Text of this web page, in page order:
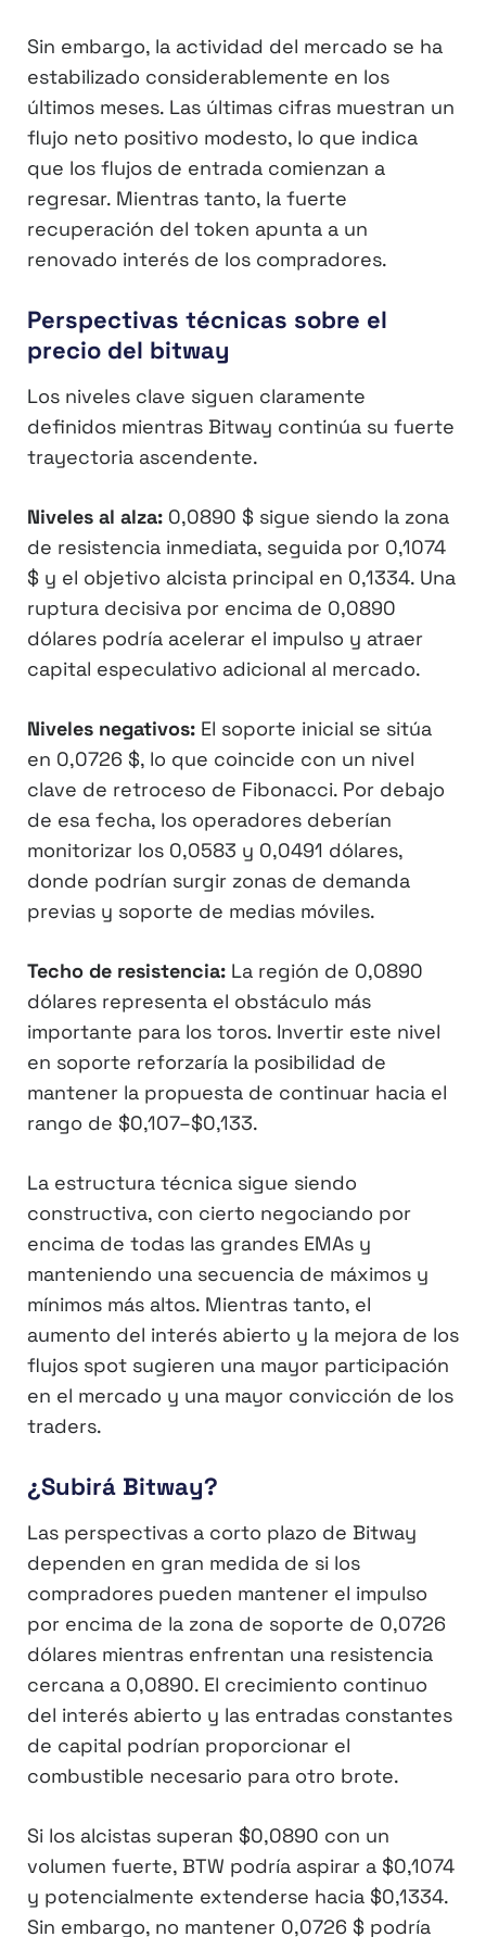
Sin embargo, la actividad del mercado se ha
estabilizado considerablemente en los
últimos meses. Las últimas cifras muestran un
flujo neto positivo modesto, lo que indica
que los flujos de entrada comienzan a
regresar. Mientras tanto, la fuerte
recuperación del token apunta a un
renovado interés de los compradores.
Perspectivas técnicas sobre el
precio del bitway
Los niveles clave siguen claramente
definidos mientras Bitway continúa su fuerte
trayectoria ascendente.
Niveles al alza: 0,0890 $ sigue siendo la zona
de resistencia inmediata, seguida por 0,1074
$ y el objetivo alcista principal en 0,1334. Una
ruptura decisiva por encima de 0,0890
dólares podría acelerar el impulso y atraer
capital especulativo adicional al mercado.
Niveles negativos: El soporte inicial se sitúa
en 0,0726 $, lo que coincide con un nivel
clave de retroceso de Fibonacci. Por debajo
de esa fecha, los operadores deberían
monitorizar los 0,0583 y 0,0491 dólares,
donde podrían surgir zonas de demanda
previas y soporte de medias móviles.
Techo de resistencia: La región de 0,0890
dólares representa el obstáculo más
importante para los toros. Invertir este nivel
en soporte reforzaría la posibilidad de
mantener la propuesta de continuar hacia el
rango de $0,107–$0,133.
La estructura técnica sigue siendo
constructiva, con cierto negociando por
encima de todas las grandes EMAs y
manteniendo una secuencia de máximos y
mínimos más altos. Mientras tanto, el
aumento del interés abierto y la mejora de los
flujos spot sugieren una mayor participación
en el mercado y una mayor convicción de los
traders.
¿Subirá Bitway?
Las perspectivas a corto plazo de Bitway
dependen en gran medida de si los
compradores pueden mantener el impulso
por encima de la zona de soporte de 0,0726
dólares mientras enfrentan una resistencia
cercana a 0,0890. El crecimiento continuo
del interés abierto y las entradas constantes
de capital podrían proporcionar el
combustible necesario para otro brote.
Si los alcistas superan $0,0890 con un
volumen fuerte, BTW podría aspirar a $0,1074
y potencialmente extenderse hacia $0,1334.
Sin embargo, no mantener 0,0726 $ podría